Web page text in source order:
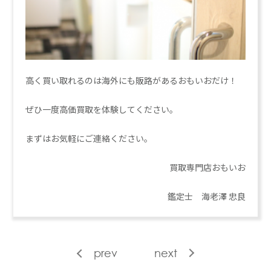
高く買い取れるのは海外にも販路があるおもいおだけ！
ぜひ一度高価買取を体験してください。
まずはお気軽にご連絡ください。
買取専門店おもいお
鑑定士 海老澤 忠良
prev next